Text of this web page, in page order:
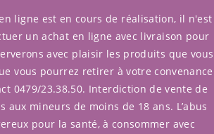
0
prune Biercée
ligne est en cours de réalisation, il n'est
un achat en ligne avec livraison pour
avec plaisir les produits que vous
vous pourrez retirer à votre convenance
0479/23.38.50. Interdiction de vente de
aux mineurs de moins de 18 ans. L’abus
pour la santé, à consommer avec